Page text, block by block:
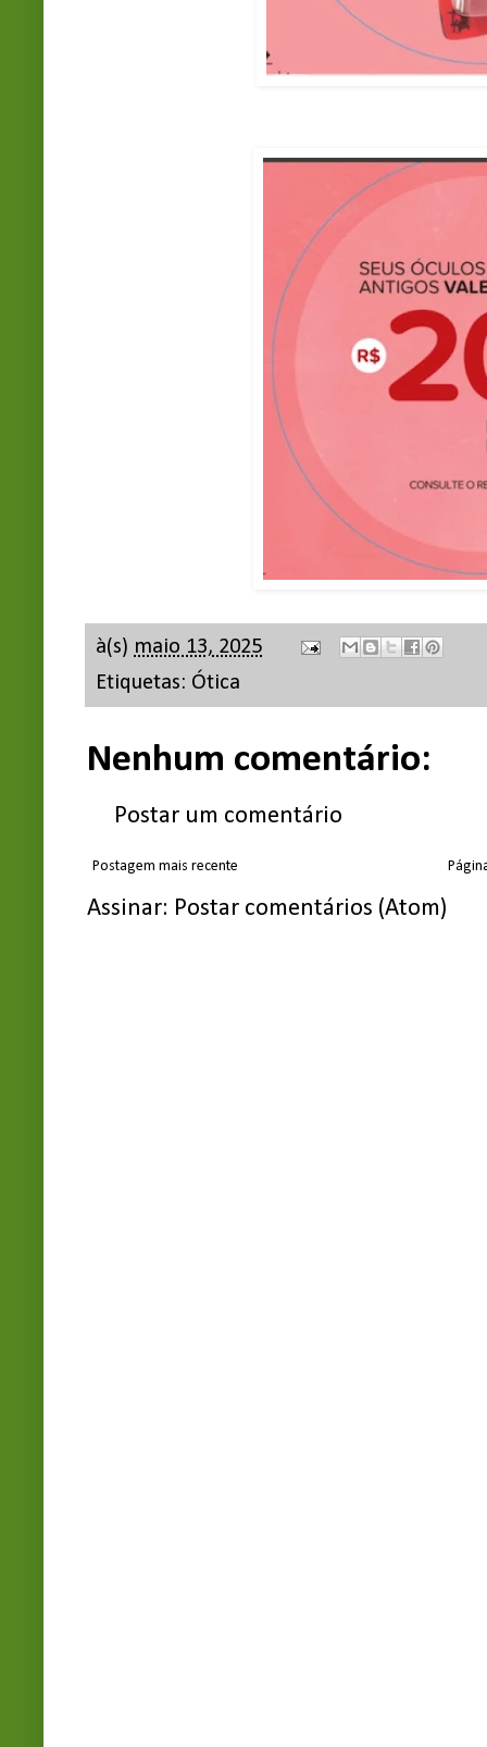
à(s) maio 13, 2025
Etiquetas: Ótica
Nenhum comentário:
Postar um comentário
Postagem mais recente
Assinar: Postar comentários (Atom)